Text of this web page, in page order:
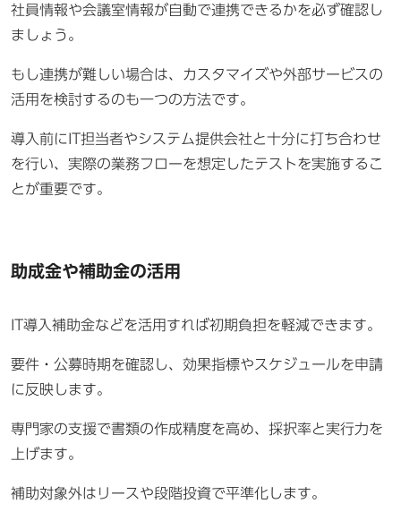
社員情報や会議室情報が自動で連携できるかを必ず確認し
ましょう。
もし連携が難しい場合は、カスタマイズや外部サービスの
活用を検討するのも一つの方法です。
導入前にIT担当者やシステム提供会社と十分に打ち合わせ
を行い、実際の業務フローを想定したテストを実施するこ
とが重要です。
助成金や補助金の活用
IT導入補助金などを活用すれば初期負担を軽減できます。
要件・公募時期を確認し、効果指標やスケジュールを申請
に反映します。
専門家の支援で書類の作成精度を高め、採択率と実行力を
上げます。
補助対象外はリースや段階投資で平準化します。